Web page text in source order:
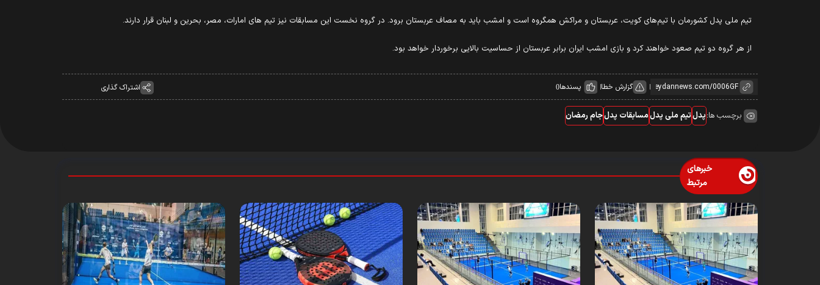
تیم ملی پدل کشورمان با تیم‌های کویت، عربستان و مراکش همگروه است و امشب باید به مصاف عربستان برود. در گروه نخست این مسابقات نیز تیم های امارات، مصر، بحرین و لبنان قرار دارند.
از هر گروه دو تیم صعود خواهند کرد و بازی امشب ایران برابر عربستان از حساسیت بالایی برخوردار خواهد بود.
گزارش خطا پسندها0 اشتراک گذاری
برچسب ها:پدلتیم ملی پدلمسابقات پدلجام رمضان
خبرهای
مرتبط